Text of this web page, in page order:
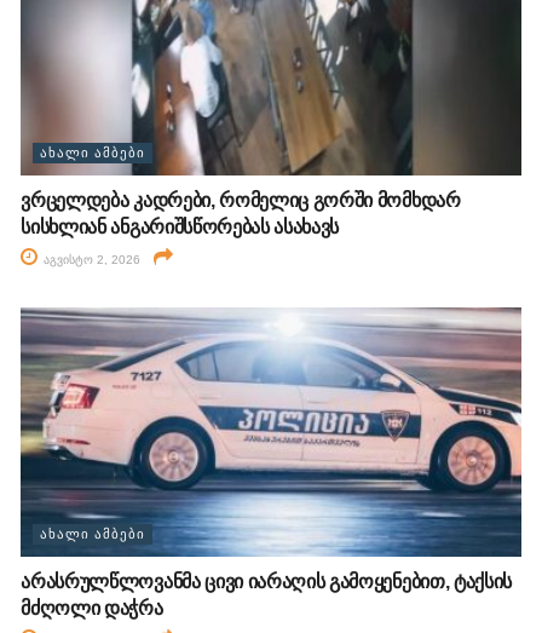
ᲐᲮᲐᲚᲘ ᲐᲛᲑᲔᲑᲘ
ვრცელდება კადრები, რომელიც გორში მომხდარ
სისხლიან ანგარიშსწორებას ასახავს
აგვისტო 2, 2026
ᲐᲮᲐᲚᲘ ᲐᲛᲑᲔᲑᲘ
არასრულწლოვანმა ცივი იარაღის გამოყენებით, ტაქსის
მძღოლი დაჭრა